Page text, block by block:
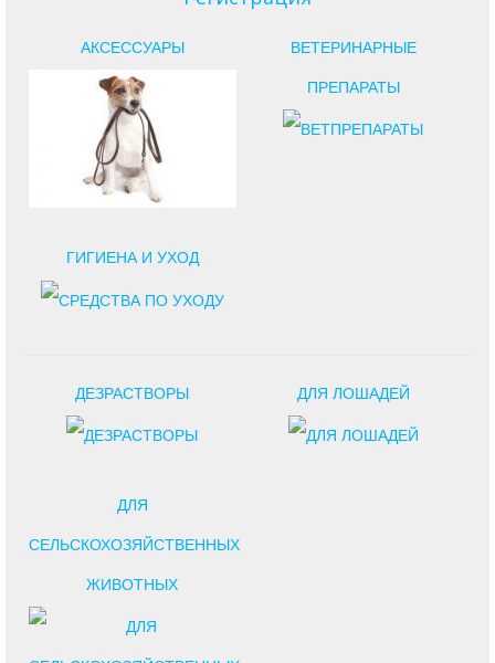
АКСЕССУАРЫ ВЕТЕРИНАРНЫЕ
ПРЕПАРАТЫ
ГИГИЕНА И УХОД
ДЕЗРАСТВОРЫ ДЛЯ ЛОШАДЕЙ
ДЛЯ
СЕЛЬСКОХОЗЯЙСТВЕННЫХ
ЖИВОТНЫХ